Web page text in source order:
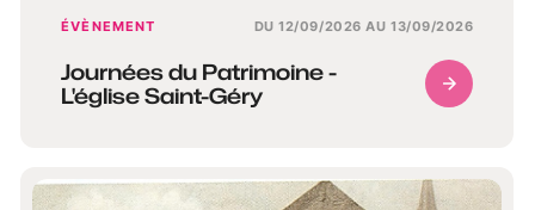
ÉVÈNEMENT DU 12/09/2026 AU 13/09/2026
Journées du Patrimoine -
L'église Saint-Géry